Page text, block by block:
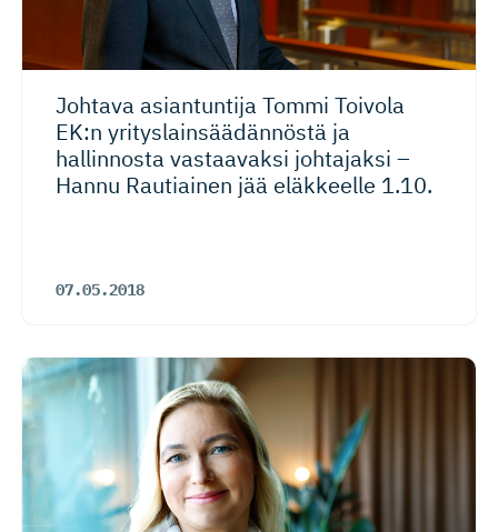
Johtava asiantuntija Tommi Toivola
EK:n yrityslain­sää­dännöstä ja
hallinnosta vastaavaksi johtajaksi –
Hannu Rautiainen jää eläkkeelle 1.10.
07.05.2018